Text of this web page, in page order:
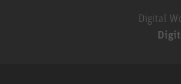
Digital